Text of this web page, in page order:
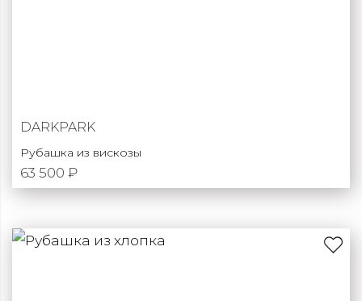
DARKPARK
Рубашка из вискозы
63 500 ₽